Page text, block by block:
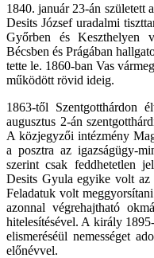
1840. január 23-án született
Desits József uradalmi
Győrben és Keszthelyen
Bécsben és Prágában
tette le. 1860-ban Vas
működött rövid ideig.
1863-től Szentgotthárdon
augusztus 2-án
A közjegyzői intézmény
a posztra az igazságügy-
szerint csak feddhetetlen
Desits Gyula egyike volt
Feladatuk volt
azonnal végrehajtható
hitelesítésével. A király
elismeréséül nemességet
előnévvel.